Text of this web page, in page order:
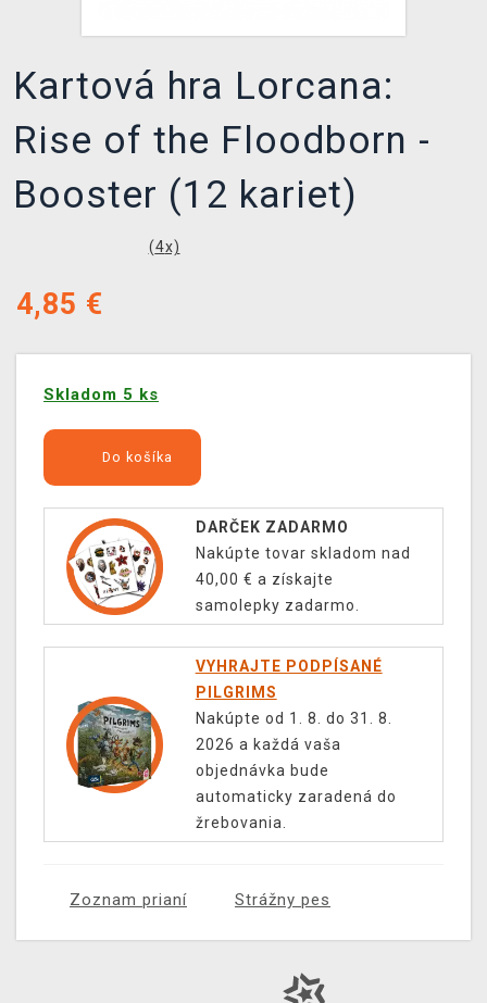
Kartová hra Lorcana:
Rise of the Floodborn -
Booster (12 kariet)
(4x)
4,85 €
Skladom 5 ks
Do košíka
DARČEK ZADARMO
Nakúpte tovar skladom nad
40,00 € a získajte
samolepky zadarmo.
VYHRAJTE PODPÍSANÉ
PILGRIMS
Nakúpte od 1. 8. do 31. 8.
2026 a každá vaša
objednávka bude
automaticky zaradená do
žrebovania.
Zoznam prianí Strážny pes